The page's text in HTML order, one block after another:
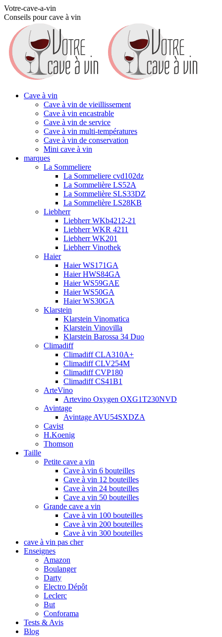
Aller
au
contenu
Votre-cave-a-vin
Conseils pour cave à vin
Cave à vin
Cave à vin de vieillissement
Cave à vin encastrable
Cave à vin de service
Cave à vin multi-températures
Cave à vin de conservation
Mini cave à vin
marques
La Sommeliere
La Sommeliere cvd102dz
La Sommelière LS52A
La Sommelière SLS33DZ
La Sommelière LS28KB
Liebherr
Liebherr WKb4212-21
Liebherr WKR 4211
Liebherr WK201
Liebherr Vinothek
Haier
Haier WS171GA
Haier HWS84GA
Haier WS59GAE
Haier WS50GA
Haier WS30GA
Klarstein
Klarstein Vinomatica
Klarstein Vinovilla
Klarstein Barossa 34 Duo
Climadiff
Climadiff CLA310A+
Climadiff CLV254M
Climadiff CVP180
Climadiff CS41B1
ArteVino
Artevino Oxygen OXG1T230NVD
Avintage
Avintage AVU54SXDZA
Cavist
H.Koenig
Thomson
Taille
Petite cave a vin
Cave à vin 6 bouteilles
Cave à vin 12 bouteilles
Cave à vin 24 bouteilles
Cave a vin 50 bouteilles
Grande cave a vin
Cave à vin 100 bouteilles
Cave à vin 200 bouteilles
Cave à vin 300 bouteilles
cave à vin pas cher
Enseignes
Amazon
Boulanger
Darty
Electro Dépôt
Leclerc
But
Conforama
Tests & Avis
Blog